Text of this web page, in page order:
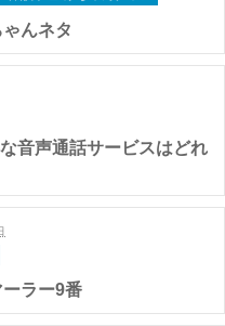
んネタ
音声通話サービスはどれ
ラー9番